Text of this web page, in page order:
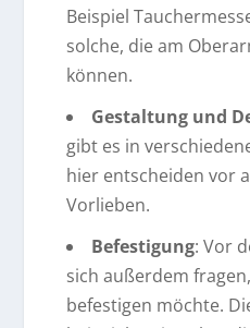
Beispiel
solche, die am
können.
Gestaltung und
gibt es in
hier entscheiden vor
Vorlieben.
Befestigung: Vor
sich außerdem
befestigen möchte.